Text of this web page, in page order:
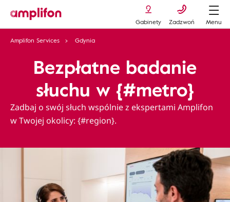
Gabinety Zadzwoń
Menu
Amplifon Services
Gdynia
Bezpłatne badanie
słuchu w {#metro}
Zadbaj o swój słuch wspólnie z ekspertami Amplifon
w Twojej okolicy: {#region}.